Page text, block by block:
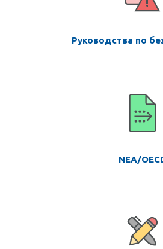
Руководства по
NEA/